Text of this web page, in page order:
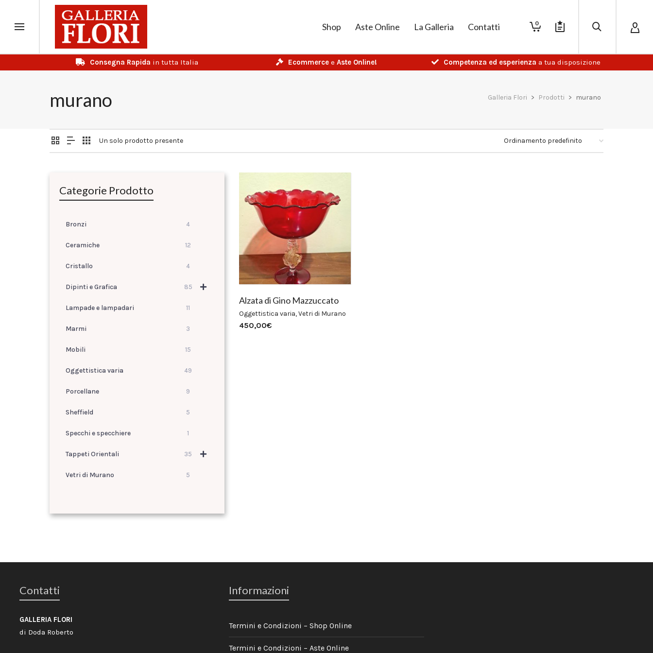
0
Shop Aste Online La Galleria Contatti
Consegna Rapida in tutta Italia Ecommerce e Aste Online! Competenza ed esperienza a tua disposizione
murano Galleria Flori > Prodotti > murano
Un solo prodotto presente
Alzata di Gino Mazzuccato
Oggettistica varia,Vetri di Murano
450,00€
Categorie Prodotto
Bronzi 4
Ceramiche 12
Cristallo 4
Dipinti e Grafica 85
Lampade e lampadari 11
Marmi 3
Mobili 15
Oggettistica varia 49
Porcellane 9
Sheffield 5
Specchi e specchiere 1
Tappeti Orientali 35
Vetri di Murano 5
Contatti
GALLERIA FLORI
di Doda Roberto
Informazioni
Termini e Condizioni – Shop Online
Termini e Condizioni – Aste Online